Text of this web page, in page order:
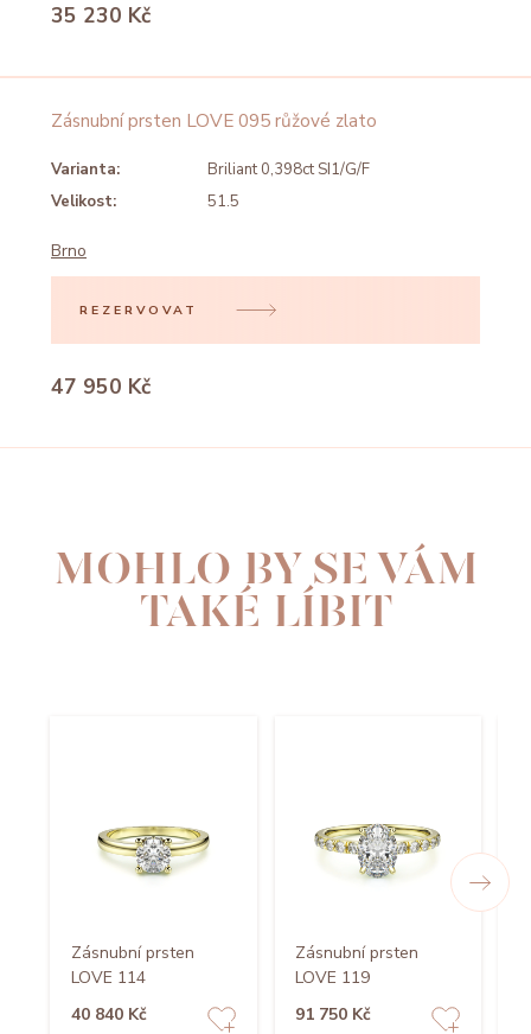
35 230 Kč
Zásnubní prsten LOVE 095 růžové zlato
Varianta:
Briliant 0,398ct SI1/G/F
Velikost:
51.5
Brno
REZERVOVAT
47 950 Kč
MOHLO BY SE VÁM
TAKÉ LÍBIT
Zásnubní prsten
LOVE 114
40 840 Kč
Zásnubní prsten
LOVE 119
91 750 Kč